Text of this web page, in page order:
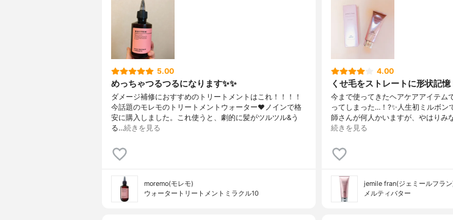
5.00
めっちゃつるつるになります✨✨
ダメージ補修におすすめのトリートメントはこれ！！！！
今話題のモレモのトリートメントウォーター❤️ノインで格
安に購入しました。これ使うと、劇的に髪がツルツル&う
る…続きを見る
moremo(モレモ)
ウォータートリートメントミラクル10
4.00
くせ毛をストレートに形状記憶
今まで使ってきたヘアケアアイテム
ってしまった…！?✨人生初ミルボン
師さんが何人かいますが、やはりみ
続きを見る
jemile fran(ジェミールフラン
メルティバター